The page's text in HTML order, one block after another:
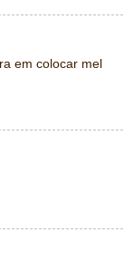
em colocar mel